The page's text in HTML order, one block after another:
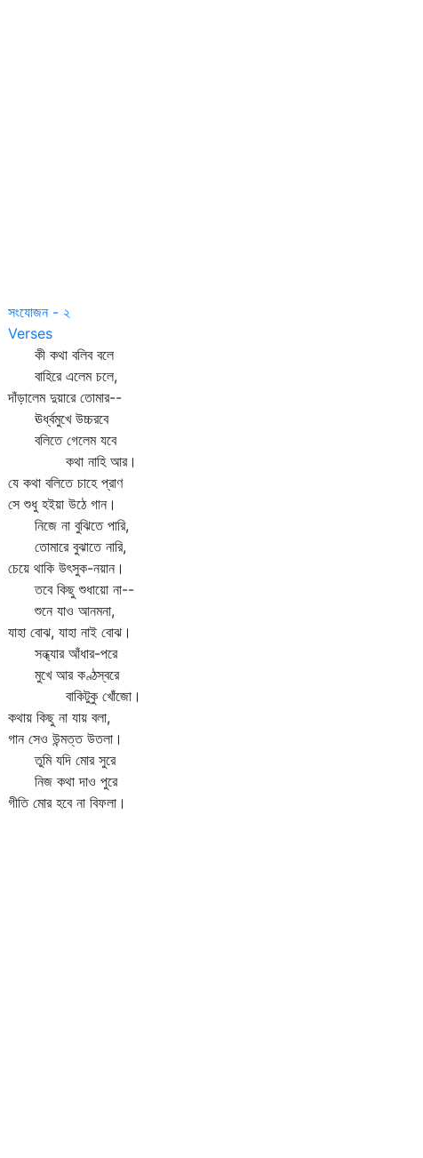
সংযোজন - ২
Verses
কী কথা বলিব বলে
বাহিরে এলেম চলে,
দাঁড়ালেম দুয়ারে তোমার--
ঊর্ধ্বমুখে উচ্চরবে
বলিতে গেলেম যবে
কথা নাহি আর।
যে কথা বলিতে চাহে প্রাণ
সে শুধু হইয়া উঠে গান।
নিজে না বুঝিতে পারি,
তোমারে বুঝাতে নারি,
চেয়ে থাকি উৎসুক-নয়ান।
তবে কিছু শুধায়ো না--
শুনে যাও আনমনা,
যাহা বোঝ, যাহা নাই বোঝ।
সন্ধ্যার আঁধার-পরে
মুখে আর কণ্ঠস্বরে
বাকিটুকু খোঁজো।
কথায় কিছু না যায় বলা,
গান সেও উন্মত্ত উতলা।
তুমি যদি মোর সুরে
নিজ কথা দাও পুরে
গীতি মোর হবে না বিফলা।